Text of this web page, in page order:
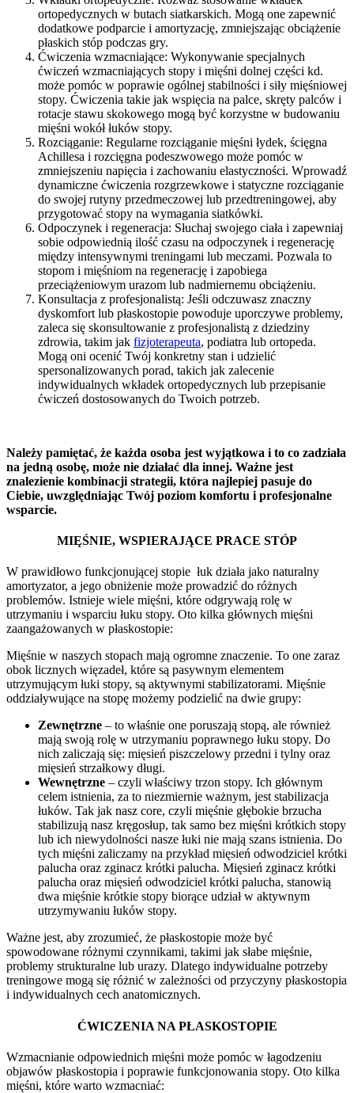
ortopedycznych w butach siatkarskich. Mogą one zapewnić
dodatkowe podparcie i amortyzację, zmniejszając obciążenie
płaskich stóp podczas gry.
Ćwiczenia wzmacniające: Wykonywanie specjalnych
ćwiczeń wzmacniających stopy i mięśni dolnej części kd.
może pomóc w poprawie ogólnej stabilności i siły mięśniowej
stopy. Ćwiczenia takie jak wspięcia na palce, skręty palców i
rotacje stawu skokowego mogą być korzystne w budowaniu
mięśni wokół łuków stopy.
Rozciąganie: Regularne rozciąganie mięśni łydek, ścięgna
Achillesa i rozcięgna podeszwowego może pomóc w
zmniejszeniu napięcia i zachowaniu elastyczności. Wprowadź
dynamiczne ćwiczenia rozgrzewkowe i statyczne rozciąganie
do swojej rutyny przedmeczowej lub przedtreningowej, aby
przygotować stopy na wymagania siatkówki.
Odpoczynek i regeneracja: Słuchaj swojego ciała i zapewniaj
sobie odpowiednią ilość czasu na odpoczynek i regenerację
między intensywnymi treningami lub meczami. Pozwala to
stopom i mięśniom na regenerację i zapobiega
przeciążeniowym urazom lub nadmiernemu obciążeniu.
Konsultacja z profesjonalistą: Jeśli odczuwasz znaczny
dyskomfort lub płaskostopie powoduje uporczywe problemy,
zaleca się skonsultowanie z profesjonalistą z dziedziny
zdrowia, takim jak fizjoterapeuta, podiatra lub ortopeda.
Mogą oni ocenić Twój konkretny stan i udzielić
spersonalizowanych porad, takich jak zalecenie
indywidualnych wkładek ortopedycznych lub przepisanie
ćwiczeń dostosowanych do Twoich potrzeb.
Należy pamiętać, że każda osoba jest wyjątkowa i to co zadziała
na jedną osobę, może nie działać dla innej. Ważne jest
znalezienie kombinacji strategii, która najlepiej pasuje do
Ciebie, uwzględniając Twój poziom komfortu i profesjonalne
wsparcie.
MIĘŚNIE, WSPIERAJĄCE PRACE STÓP
W prawidłowo funkcjonującej stopie łuk działa jako naturalny
amortyzator, a jego obniżenie może prowadzić do różnych
problemów. Istnieje wiele mięśni, które odgrywają rolę w
utrzymaniu i wsparciu łuku stopy. Oto kilka głównych mięśni
zaangażowanych w płaskostopie:
Mięśnie w naszych stopach mają ogromne znaczenie. To one zaraz
obok licznych więzadeł, które są pasywnym elementem
utrzymującym łuki stopy, są aktywnymi stabilizatorami. Mięśnie
oddziaływujące na stopę możemy podzielić na dwie grupy:
Zewnętrzne – to właśnie one poruszają stopą, ale również
mają swoją rolę w utrzymaniu poprawnego łuku stopy. Do
nich zaliczają się: mięsień piszczelowy przedni i tylny oraz
mięsień strzałkowy długi.
Wewnętrzne – czyli właściwy trzon stopy. Ich głównym
celem istnienia, za to niezmiernie ważnym, jest stabilizacja
łuków. Tak jak nasz core, czyli mięśnie głębokie brzucha
stabilizują nasz kręgosłup, tak samo bez mięśni krótkich stopy
lub ich niewydolności nasze łuki nie mają szans istnienia. Do
tych mięśni zaliczamy na przykład mięsień odwodziciel krótki
palucha oraz zginacz krótki palucha. Mięsień zginacz krótki
palucha oraz mięsień odwodziciel krótki palucha, stanowią
dwa mięśnie krótkie stopy biorące udział w aktywnym
utrzymywaniu łuków stopy.
Ważne jest, aby zrozumieć, że płaskostopie może być
spowodowane różnymi czynnikami, takimi jak słabe mięśnie,
problemy strukturalne lub urazy. Dlatego indywidualne potrzeby
treningowe mogą się różnić w zależności od przyczyny płaskostopia
i indywidualnych cech anatomicznych.
ĆWICZENIA NA PŁASKOSTOPIE
Wzmacnianie odpowiednich mięśni może pomóc w łagodzeniu
objawów płaskostopia i poprawie funkcjonowania stopy. Oto kilka
mięśni, które warto wzmacniać: